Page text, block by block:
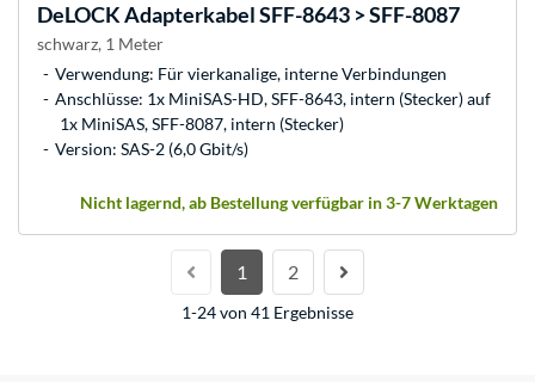
DeLOCKAdapterkabel SFF-8643 > SFF-8087
schwarz, 1 Meter
Verwendung: Für vierkanalige, interne Verbindungen
Anschlüsse: 1x MiniSAS-HD, SFF-8643, intern (Stecker) auf
1x MiniSAS, SFF-8087, intern (Stecker)
Version: SAS-2 (6,0 Gbit/s)
Nicht lagernd, ab Bestellung verfügbar in 3-7 Werktagen
1 2
1-24 von 41 Ergebnisse